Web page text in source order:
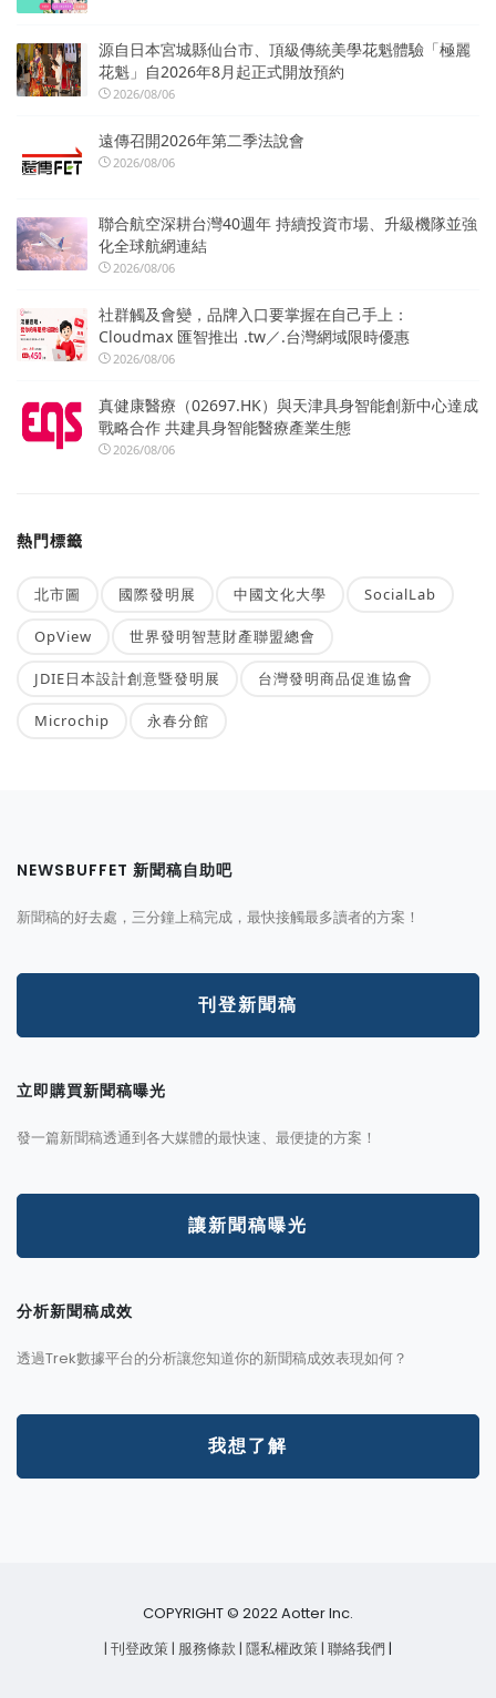
源自日本宮城縣仙台市、頂級傳統美學花魁體驗「極麗
花魁」自2026年8月起正式開放預約
2026/08/06
遠傳召開2026年第二季法說會
2026/08/06
聯合航空深耕台灣40週年 持續投資市場、升級機隊並強
化全球航網連結
2026/08/06
社群觸及會變，品牌入口要掌握在自己手上：
Cloudmax 匯智推出 .tw／.台灣網域限時優惠
2026/08/06
真健康醫療（02697.HK）與天津具身智能創新中心達成
戰略合作 共建具身智能醫療產業生態
2026/08/06
熱門標籤
北市圖 國際發明展 中國文化大學 SocialLab
OpView 世界發明智慧財產聯盟總會
JDIE日本設計創意暨發明展 台灣發明商品促進協會
Microchip 永春分館
NEWSBUFFET 新聞稿自助吧
新聞稿的好去處，三分鐘上稿完成，最快接觸最多讀者的方案！
刊登新聞稿
立即購買新聞稿曝光
發一篇新聞稿透通到各大媒體的最快速、最便捷的方案！
讓新聞稿曝光
分析新聞稿成效
透過Trek數據平台的分析讓您知道你的新聞稿成效表現如何？
我想了解
COPYRIGHT © 2022 Aotter Inc.
| 刊登政策 | 服務條款 | 隱私權政策 | 聯絡我們 |